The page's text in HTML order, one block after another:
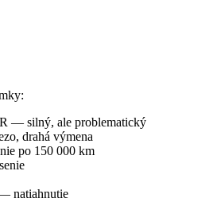
— silný, ale problematický
drahá výmena
po 150 000 km
natiahnutie